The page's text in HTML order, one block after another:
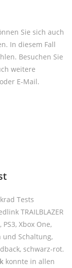
Sie sich auch
In diesem Fall
Besuchen Sie
weitere
E-Mail.
Tests
TRAILBLAZER
Xbox One,
und Schaltung,
schwarz-rot.
konnte in allen